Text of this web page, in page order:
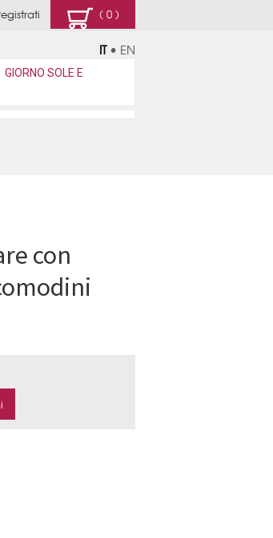
( 0 )
IT • EN
GIORNO SOLE E
con